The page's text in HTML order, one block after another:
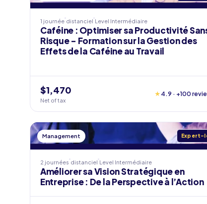
1 journée distanciel Level Intermédiaire
Caféine : Optimiser sa Productivité
Risque - Formation sur la Gestion des
Effets de la Caféine au Travail
$1,470
Net of tax
★ 4.9 · +100
Management Expert-
2 journées distanciel Level Intermédiaire
Améliorer sa Vision Stratégique en
Entreprise : De la Perspective à l’Action